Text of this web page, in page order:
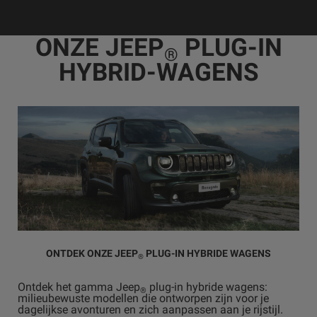
ONZE JEEP® PLUG-IN
HYBRID-WAGENS
ONTDEK ONZE JEEP® PLUG-IN HYBRIDE WAGENS
Ontdek het gamma Jeep® plug-in hybride wagens:
milieubewuste modellen die ontworpen zijn voor je
dagelijkse avonturen en zich aanpassen aan je rijstijl.